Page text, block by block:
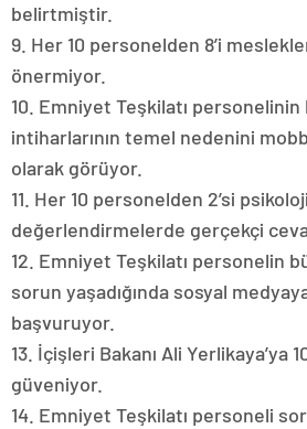
belirtmiştir.
9. Her 10 personelden 8’i
önermiyor.
10. Emniyet Teşkilatı
intiharlarının temel nedenini
olarak görüyor.
11. Her 10 personelden 2’si
değerlendirmelerde gerçekçi
12. Emniyet Teşkilatı personelin
sorun yaşadığında sosyal
başvuruyor.
13. İçişleri Bakanı Ali Yerlikaya’ya
güveniyor.
14. Emniyet Teşkilatı personeli